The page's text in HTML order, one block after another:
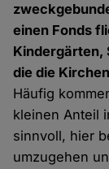
einen Fonds
Kindergärten,
die die
Häufig
kleinen Anteil
sinnvoll, hier
umzugehen